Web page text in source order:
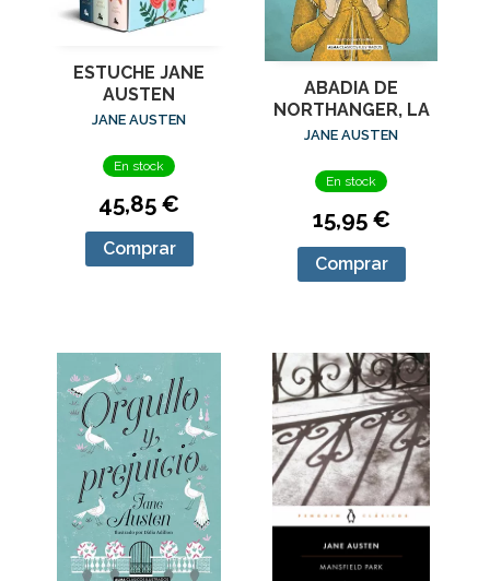
ESTUCHE JANE
AUSTEN
JANE AUSTEN
En stock
45,85 €
Comprar
ABADIA DE
NORTHANGER, LA
JANE AUSTEN
En stock
15,95 €
Comprar